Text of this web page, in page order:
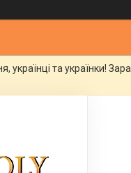
українці та українки!